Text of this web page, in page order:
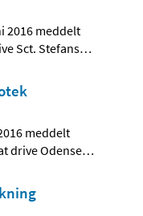
2016 meddelt
Sct. Stefans…
meddelt
drive Odense…